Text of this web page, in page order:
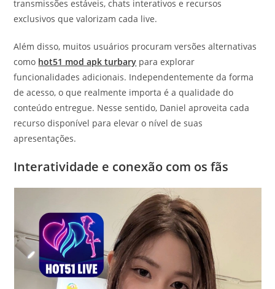
transmissões estáveis, chats interativos e recursos
exclusivos que valorizam cada live.
Além disso, muitos usuários procuram versões alternativas
como hot51 mod apk turbary para explorar
funcionalidades adicionais. Independentemente da forma
de acesso, o que realmente importa é a qualidade do
conteúdo entregue. Nesse sentido, Daniel aproveita cada
recurso disponível para elevar o nível de suas
apresentações.
Interatividade e conexão com os fãs